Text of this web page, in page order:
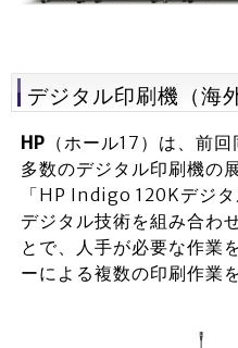
デジタル印刷機（海
HP （ホール17）は、前
多数のデジタル印刷機の
「HP Indigo 120Kデジ
デジタル技術を組み合わ
とで、人手が必要な作業
ーによる複数の印刷作業